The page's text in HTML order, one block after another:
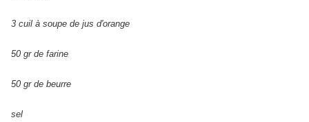
3 cuil à soupe de jus d'orange
50 gr de farine
50 gr de beurre
sel